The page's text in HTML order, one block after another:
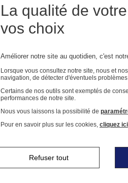
La qualité de
vos choix
Améliorer notre site au quotidien, c'est
Lorsque vous consultez notre site, nous et nos
navigation, de détecter d'éventuels
Certains de nos outils sont exemptés de
performances de notre site.
Nous vous laissons la possibilité de
Pour en savoir plus sur les cookies, cliquez ici
Refuser tout